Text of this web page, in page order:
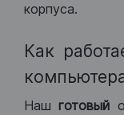
корпуса.
Как
Нашготовый